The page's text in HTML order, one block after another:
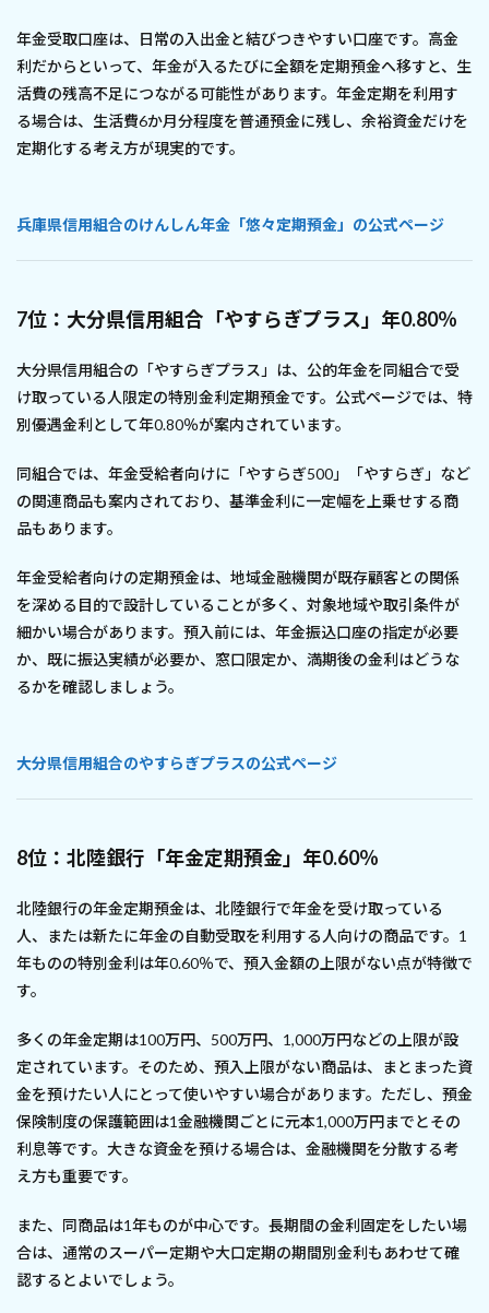
年金受取口座は、日常の入出金と結びつきやすい口座です。高金
利だからといって、年金が入るたびに全額を定期預金へ移すと、生
活費の残高不足につながる可能性があります。年金定期を利用す
る場合は、生活費6か月分程度を普通預金に残し、余裕資金だけを
定期化する考え方が現実的です。
兵庫県信用組合のけんしん年金「悠々定期預金」の公式ページ
7位：大分県信用組合「やすらぎプラス」年0.80％
大分県信用組合の「やすらぎプラス」は、公的年金を同組合で受
け取っている人限定の特別金利定期預金です。公式ページでは、特
別優遇金利として年0.80％が案内されています。
同組合では、年金受給者向けに「やすらぎ500」「やすらぎ」など
の関連商品も案内されており、基準金利に一定幅を上乗せする商
品もあります。
年金受給者向けの定期預金は、地域金融機関が既存顧客との関係
を深める目的で設計していることが多く、対象地域や取引条件が
細かい場合があります。預入前には、年金振込口座の指定が必要
か、既に振込実績が必要か、窓口限定か、満期後の金利はどうな
るかを確認しましょう。
大分県信用組合のやすらぎプラスの公式ページ
8位：北陸銀行「年金定期預金」年0.60％
北陸銀行の年金定期預金は、北陸銀行で年金を受け取っている
人、または新たに年金の自動受取を利用する人向けの商品です。1
年ものの特別金利は年0.60％で、預入金額の上限がない点が特徴で
す。
多くの年金定期は100万円、500万円、1,000万円などの上限が設
定されています。そのため、預入上限がない商品は、まとまった資
金を預けたい人にとって使いやすい場合があります。ただし、預金
保険制度の保護範囲は1金融機関ごとに元本1,000万円までとその
利息等です。大きな資金を預ける場合は、金融機関を分散する考
え方も重要です。
また、同商品は1年ものが中心です。長期間の金利固定をしたい場
合は、通常のスーパー定期や大口定期の期間別金利もあわせて確
認するとよいでしょう。